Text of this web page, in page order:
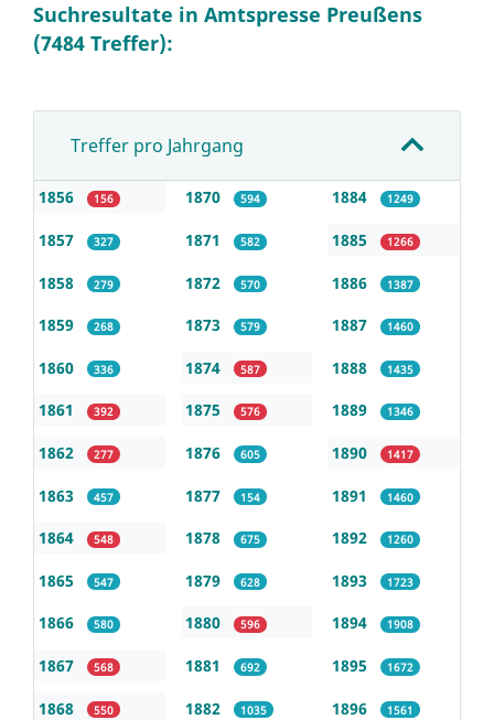
Suchresultate in Amtspresse Preußens
(7484 Treffer):
Treffer pro Jahrgang
1856 156
1857 327
1858 279
1859 268
1860 336
1861 392
1862 277
1863 457
1864 548
1865 547
1866 580
1867 568
1868 550
1870 594
1871 582
1872 570
1873 579
1874 587
1875 576
1876 605
1877 154
1878 675
1879 628
1880 596
1881 692
1882 1035
1884 1249
1885 1266
1886 1387
1887 1460
1888 1435
1889 1346
1890 1417
1891 1460
1892 1260
1893 1723
1894 1908
1895 1672
1896 1561